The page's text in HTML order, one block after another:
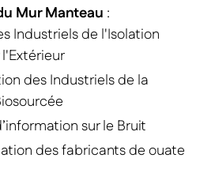
Mur Manteau :
Industriels de l'Isolation
des Industriels de la
sur le Bruit
des fabricants de ouate